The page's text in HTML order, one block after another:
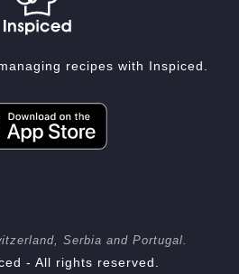
recipes with Inspiced.
Serbia and Portugal.
- All rights reserved.